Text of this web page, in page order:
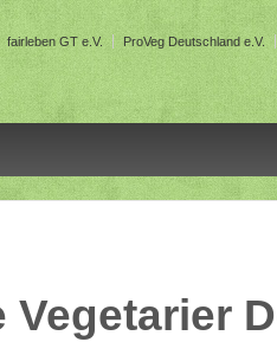
fairleben GT e.V. ProVeg Deutschland e.V.
Vegetarier